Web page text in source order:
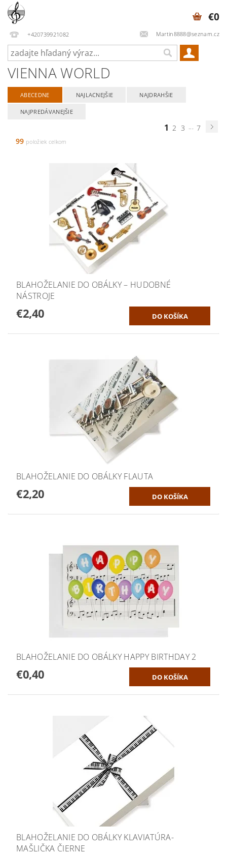
+420739921082 Martin8888@seznam.cz
€0
VIENNA WORLD
ABECEDNE NAJLACNEJŠIE NAJDRAHŠIE
NAJPREDÁVANEJŠIE
1 2 3 ... 7
99 položiek celkom
BLAHOŽELANIE DO OBÁLKY – HUDOBNÉ
NÁSTROJE
€2,40
BLAHOŽELANIE DO OBÁLKY FLAUTA
€2,20
BLAHOŽELANIE DO OBÁLKY HAPPY BIRTHDAY 2
€0,40
BLAHOŽELANIE DO OBÁLKY KLAVIATÚRA-
MAŠLIČKA ČIERNE